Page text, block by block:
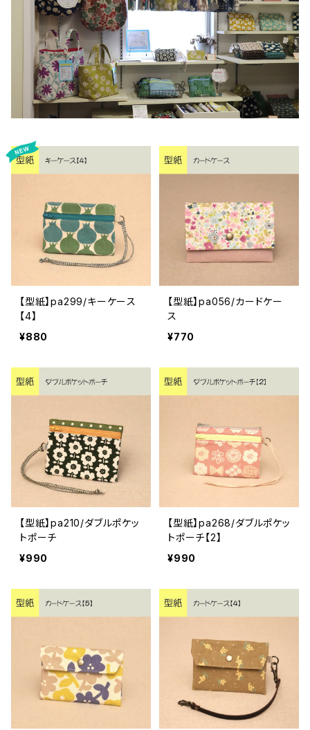
【型紙】pa299/キーケース
【4】
¥880
【型紙】pa056/カードケー
ス
¥770
【型紙】pa210/ダブルポケッ
トポーチ
¥990
【型紙】pa268/ダブルポケッ
トポーチ【2】
¥990